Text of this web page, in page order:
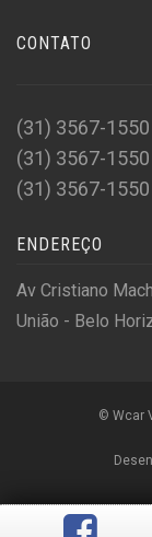
CONTATO
(31) 3567-1550
(31) 3567-1550
(31) 3567-1550
ENDEREÇO
Av Cristiano
União - Belo
© Wcar